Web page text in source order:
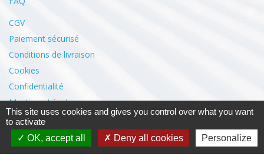
CGV
Paiement sécurisé
Conditions de livraison
Cookies
Confidentialité
Mentions Légales
Mon compte
This site uses cookies and gives you control over what you want
to activate
OK, accept all
Deny all cookies Personalize